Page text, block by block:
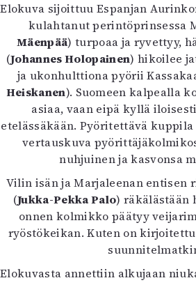
Info
Tilaus ja
Yhteistyössä
Toimitus
Mediatiedot
Kaltio ry
Elokuva sijoittuu Espanjan
kulahtanut perintöprinsessa
Mäenpää) turpoaa ja ryvettyy,
(Johannes Holopainen) hikoilee
ja ukonhulttiona pyörii
Heiskanen). Suomeen kalpealla
asiaa, vaan eipä kyllä
etelässäkään. Pyöritettävä
vertauskuva
nuhjuinen ja kasvonsa
Vilin isän ja Marjaleenan entisen
(Jukka-Pekka Palo) räkälästään
onnen kolmikko päätyy
ryöstökeikan. Kuten on
Elokuvasta annettiin alkujaan